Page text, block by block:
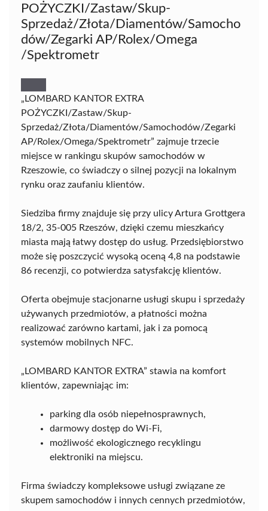
POŻYCZKI/Zastaw/Skup-
Sprzedaż/Złota/Diamentów/Samocho
dów/Zegarki AP/Rolex/Omega
/Spektrometr
„LOMBARD KANTOR EXTRA
POŻYCZKI/Zastaw/Skup-
Sprzedaż/Złota/Diamentów/Samochodów/Zegarki
AP/Rolex/Omega/Spektrometr” zajmuje trzecie
miejsce w rankingu skupów samochodów w
Rzeszowie, co świadczy o silnej pozycji na lokalnym
rynku oraz zaufaniu klientów.
Siedziba firmy znajduje się przy ulicy Artura Grottgera
18/2, 35-005 Rzeszów, dzięki czemu mieszkańcy
miasta mają łatwy dostęp do usług. Przedsiębiorstwo
może się poszczycić wysoką oceną 4,8 na podstawie
86 recenzji, co potwierdza satysfakcję klientów.
Oferta obejmuje stacjonarne usługi skupu i sprzedaży
używanych przedmiotów, a płatności można
realizować zarówno kartami, jak i za pomocą
systemów mobilnych NFC.
„LOMBARD KANTOR EXTRA” stawia na komfort
klientów, zapewniając im:
parking dla osób niepełnosprawnych,
darmowy dostęp do Wi-Fi,
możliwość ekologicznego recyklingu
elektroniki na miejscu.
Firma świadczy kompleksowe usługi związane ze
skupem samochodów i innych cennych przedmiotów,